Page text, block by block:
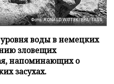
Фото: RONALD WITTEK/EPA/TASS
воды в немецких
зловещих
напоминающих о
засухах.